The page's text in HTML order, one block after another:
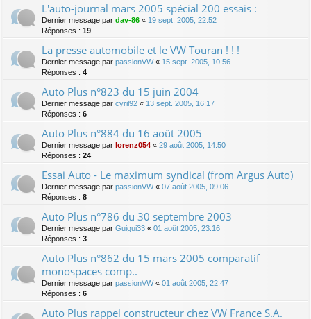
L'auto-journal mars 2005 spécial 200 essais :
Dernier message par dav-86 « 19 sept. 2005, 22:52
Réponses : 19
La presse automobile et le VW Touran ! ! !
Dernier message par passionVW« 15 sept. 2005, 10:56
Réponses : 4
Auto Plus n°823 du 15 juin 2004
Dernier message par cyril92 « 13 sept. 2005, 16:17
Réponses : 6
Auto Plus n°884 du 16 août 2005
Dernier message par lorenz054 « 29 août 2005, 14:50
Réponses : 24
Essai Auto - Le maximum syndical (from Argus Auto)
Dernier message par passionVW« 07 août 2005, 09:06
Réponses : 8
Auto Plus n°786 du 30 septembre 2003
Dernier message par Guigui33 « 01 août 2005, 23:16
Réponses : 3
Auto Plus n°862 du 15 mars 2005 comparatif
monospaces comp..
Dernier message par passionVW« 01 août 2005, 22:47
Réponses : 6
Auto Plus rappel constructeur chez VW France S.A.